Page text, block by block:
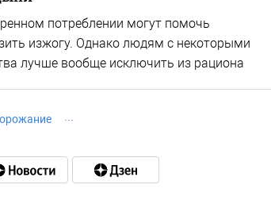
потреблении могут помочь
изжогу. Однако людям с некоторыми
лучше вообще исключить из рациона